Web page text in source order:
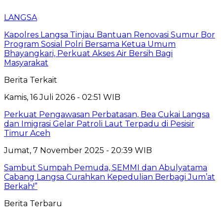
LANGSA
Kapolres Langsa Tinjau Bantuan Renovasi Sumur Bor
Program Sosial Polri Bersama Ketua Umum
Bhayangkari, Perkuat Akses Air Bersih Bagi
Masyarakat
Berita Terkait
Kamis, 16 Juli 2026 - 02:51 WIB
Perkuat Pengawasan Perbatasan, Bea Cukai Langsa
dan Imigrasi Gelar Patroli Laut Terpadu di Pesisir
Timur Aceh
Jumat, 7 November 2025 - 20:39 WIB
Sambut Sumpah Pemuda, SEMMI dan Abulyatama
Cabang Langsa Curahkan Kepedulian Berbagi Jum’at
Berkah!”
Berita Terbaru